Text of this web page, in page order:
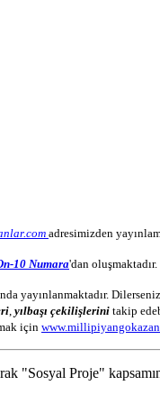
adresimizden
10 Numara'dan oluşmaktadır.
yayınlanmaktadır.
, yılbaşı çekilişlerini takip
için
"Sosyal Proje"